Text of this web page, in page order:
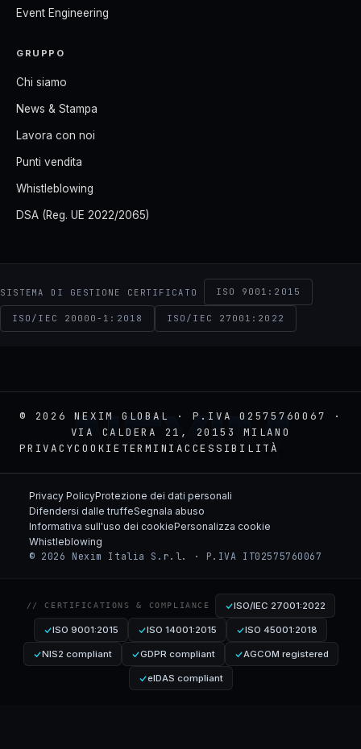
Event Engineering
GRUPPO
Chi siamo
News & Stampa
Lavora con noi
Punti vendita
Whistleblowing
DSA (Reg. UE 2022/2065)
SISTEMA DI GESTIONE CERTIFICATO ISO 9001:2015
ISO/IEC 20000-1:2018 ISO/IEC 27001:2022
© 2026 NEXIM GLOBAL · P.IVA 02575760067 ·
VIA CALDERA 21, 20153 MILANO
PRIVACYCOOKIE TERMINI ACCESSIBILITÀ
NEXIM
Privacy PolicyProtezione dei dati personali
Difendersi dalle truffeSegnala abuso
Informativa sull'uso dei cookiePersonalizza cookie
Whistleblowing
© 2026 Nexim Italia S.r.l. · P.IVA IT02575760067
// CERTIFICATIONS & COMPLIANCE ISO/IEC 27001:2022
ISO 9001:2015 ISO 14001:2015 ISO 45001:2018
NIS2 compliant GDPR compliant AGCOM registered
eIDAS compliant